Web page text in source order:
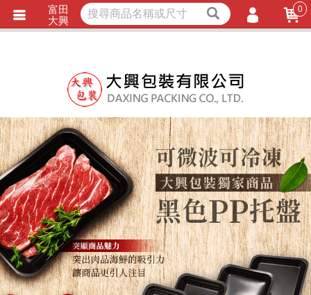
立即詢價 LINE詢問
富田
大興
0
會員註冊
忘記密碼
訂單查詢
TRACK LISTING追 / 蹤 / 清 / 單
匯款通知
獨家商品 耐熱內襯